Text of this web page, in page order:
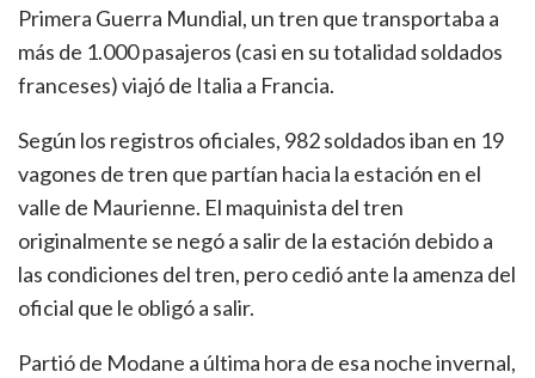
Primera Guerra Mundial, un tren que transportaba a
más de 1.000 pasajeros (casi en su totalidad soldados
franceses) viajó de Italia a Francia.
Según los registros oficiales, 982 soldados iban en 19
vagones de tren que partían hacia la estación en el
valle de Maurienne. El maquinista del tren
originalmente se negó a salir de la estación debido a
las condiciones del tren, pero cedió ante la amenza del
oficial que le obligó a salir.
Partió de Modane a última hora de esa noche invernal,